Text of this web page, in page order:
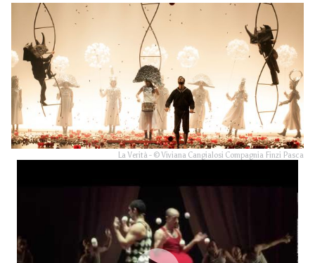
La Verità - © Viviana Cangialosi Compagnia Finzi Pasca